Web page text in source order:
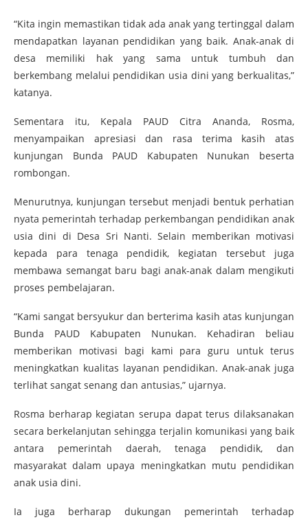
“Kita ingin memastikan tidak ada anak yang tertinggal dalam
mendapatkan layanan pendidikan yang baik. Anak-anak di
desa memiliki hak yang sama untuk tumbuh dan
berkembang melalui pendidikan usia dini yang berkualitas,”
katanya.
Sementara itu, Kepala PAUD Citra Ananda, Rosma,
menyampaikan apresiasi dan rasa terima kasih atas
kunjungan Bunda PAUD Kabupaten Nunukan beserta
rombongan.
Menurutnya, kunjungan tersebut menjadi bentuk perhatian
nyata pemerintah terhadap perkembangan pendidikan anak
usia dini di Desa Sri Nanti. Selain memberikan motivasi
kepada para tenaga pendidik, kegiatan tersebut juga
membawa semangat baru bagi anak-anak dalam mengikuti
proses pembelajaran.
“Kami sangat bersyukur dan berterima kasih atas kunjungan
Bunda PAUD Kabupaten Nunukan. Kehadiran beliau
memberikan motivasi bagi kami para guru untuk terus
meningkatkan kualitas layanan pendidikan. Anak-anak juga
terlihat sangat senang dan antusias,” ujarnya.
Rosma berharap kegiatan serupa dapat terus dilaksanakan
secara berkelanjutan sehingga terjalin komunikasi yang baik
antara pemerintah daerah, tenaga pendidik, dan
masyarakat dalam upaya meningkatkan mutu pendidikan
anak usia dini.
Ia juga berharap dukungan pemerintah terhadap